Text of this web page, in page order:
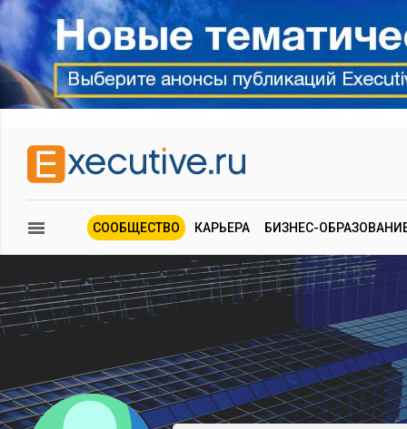
СООБЩЕСТВО КАРЬЕРА БИЗНЕС-